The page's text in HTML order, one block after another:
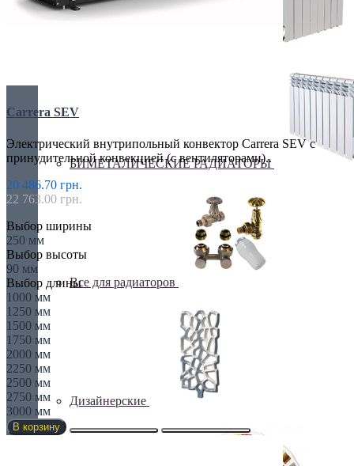
БИМЕТАЛИЧЕСКИЕ РАДИАТОРЫ
Все для радиаторов
Дизайнерские
Carrera SEV
Электрический внутрипольный конвектор Carrera SEV с
принудительной конвекцией (с вентиляторами)..
20 486.70 грн.
22 763.00 грн.
Выбор ширины
250 мм
Выбор высоты
90 мм
Выбор длины
1000 мм
1250 мм
1500 мм
1750 мм
2000 мм
2250 мм
2500 мм
2750 мм
3000 мм
В корзину